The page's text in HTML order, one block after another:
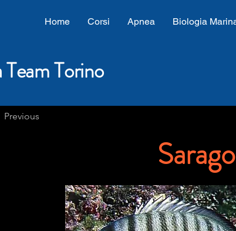
Home Corsi Apnea Biologia
Torino
Previous
Sarago